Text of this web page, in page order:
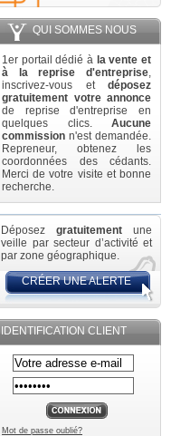
QUI SOMMES NOUS
1er portail dédié à la vente et
à la reprise d'entreprise,
inscrivez-vous et déposez
gratuitement votre annonce
de reprise d'entreprise en
quelques clics. Aucune
commission n'est demandée.
Repreneur, obtenez les
coordonnées des cédants.
Merci de votre visite et bonne
recherche.
Déposez gratuitement une
veille par secteur d’activité et
par zone géographique.
CRÉER UNE ALERTE
IDENTIFICATION CLIENT
Mot de passe oublié?